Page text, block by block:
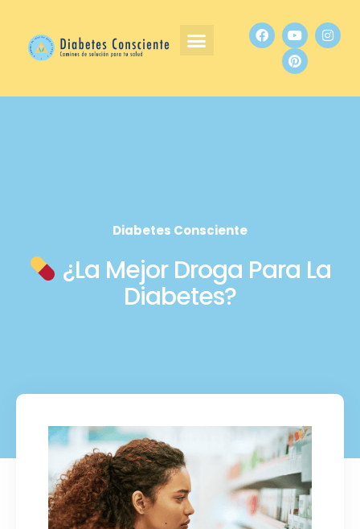
Diabetes Consciente
¿La Mejor Droga Para La
Diabetes?